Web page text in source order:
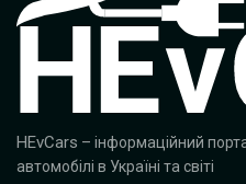
HEvCars – інформаційний
автомобілі в Україні та світі